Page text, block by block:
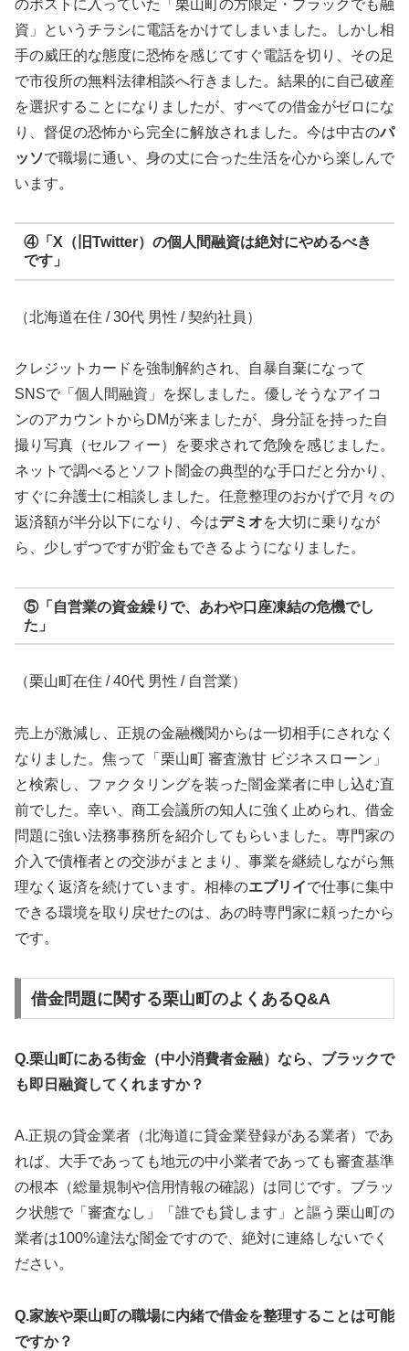
のポストに入っていた「栗山町の方限定・ブラックでも融
資」というチラシに電話をかけてしまいました。しかし相
手の威圧的な態度に恐怖を感じてすぐ電話を切り、その足
で市役所の無料法律相談へ行きました。結果的に自己破産
を選択することになりましたが、すべての借金がゼロにな
り、督促の恐怖から完全に解放されました。今は中古のパ
ッソで職場に通い、身の丈に合った生活を心から楽しんで
います。
④「X（旧Twitter）の個人間融資は絶対にやめるべき
です」
（北海道在住 / 30代 男性 / 契約社員）
クレジットカードを強制解約され、自暴自棄になって
SNSで「個人間融資」を探しました。優しそうなアイコ
ンのアカウントからDMが来ましたが、身分証を持った自
撮り写真（セルフィー）を要求されて危険を感じました。
ネットで調べるとソフト闇金の典型的な手口だと分かり、
すぐに弁護士に相談しました。任意整理のおかげで月々の
返済額が半分以下になり、今はデミオを大切に乗りなが
ら、少しずつですが貯金もできるようになりました。
⑤「自営業の資金繰りで、あわや口座凍結の危機でし
た」
（栗山町在住 / 40代 男性 / 自営業）
売上が激減し、正規の金融機関からは一切相手にされなく
なりました。焦って「栗山町 審査激甘 ビジネスローン」
と検索し、ファクタリングを装った闇金業者に申し込む直
前でした。幸い、商工会議所の知人に強く止められ、借金
問題に強い法務事務所を紹介してもらいました。専門家の
介入で債権者との交渉がまとまり、事業を継続しながら無
理なく返済を続けています。相棒のエブリイで仕事に集中
できる環境を取り戻せたのは、あの時専門家に頼ったから
です。
借金問題に関する栗山町のよくあるQ&A
Q.栗山町にある街金（中小消費者金融）なら、ブラックで
も即日融資してくれますか？
A.正規の貸金業者（北海道に貸金業登録がある業者）であ
れば、大手であっても地元の中小業者であっても審査基準
の根本（総量規制や信用情報の確認）は同じです。ブラッ
ク状態で「審査なし」「誰でも貸します」と謳う栗山町の
業者は100%違法な闇金ですので、絶対に連絡しないでく
ださい。
Q.家族や栗山町の職場に内緒で借金を整理することは可能
ですか？